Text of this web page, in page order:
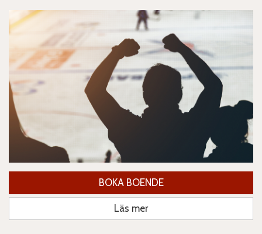
BOKA BOENDE
Läs mer